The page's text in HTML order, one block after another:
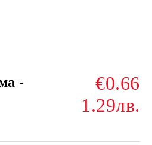
-
€0.66
1.29лв.